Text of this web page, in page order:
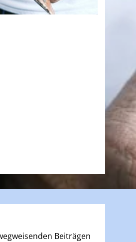
Beiträgen